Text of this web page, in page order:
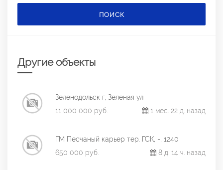
ПОИСК
Другие объекты
Зеленодольск г, Зеленая ул
11 000 000 руб.
1 мес. 22 д. назад
ГМ Песчаный карьер тер. ГСК, -, 1240
650 000 руб.
8 д. 14 ч. назад